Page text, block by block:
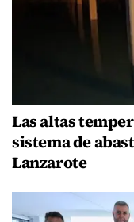
Las altas
sistema de
Lanzarote